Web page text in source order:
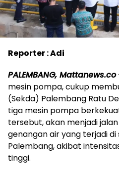
Reporter : Adi
PALEMBANG, Mattanews.co
mesin pompa, cukup
(Sekda) Palembang Ratu
tiga mesin pompa
tersebut, akan menjadi
genangan air yang terjadi di
Palembang, akibat
tinggi.